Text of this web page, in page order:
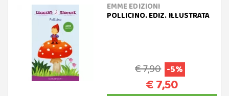
EMME EDIZIONI
POLLICINO. EDIZ. ILLUSTRATA
€ 7,90 -5%
€ 7,50